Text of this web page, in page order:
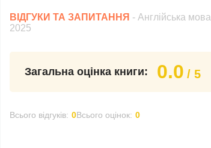
ВІДГУКИ ТА ЗАПИТАННЯ - Англійська
2025
Загальна оцінка книги: 0.0 / 5
Всього відгуків: 0Всього оцінок: 0